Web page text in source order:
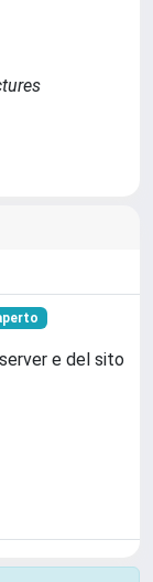
e del sito